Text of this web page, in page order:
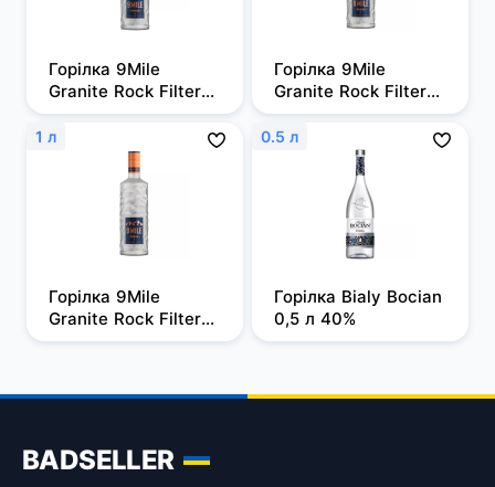
Горілка 9Mile
Granite Rock Filtered
0,5л, 37,5%
Горілка 9Mile
Granite Rock Filtered
0,7 л, 37,5%
1 л
Горілка 9Mile
Granite Rock Filtered
1 л, 37,5%
0.5 л
Горілка Bialy Bocian
0,5 л 40%
BADSELLER